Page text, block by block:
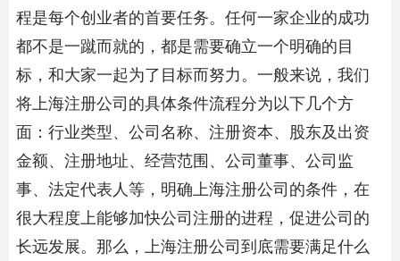
程是每个创业者的首要任务。任何一家企业的成功
都不是一蹴而就的，都是需要确立一个明确的目
标，和大家一起为了目标而努力。一般来说，我们
将 上海注册公司的具体条件流程分为以下几个方
面：行业类型、公司名称、注册资本、股东及出资
金额、注册地址、经营范围、公司董事、公司监
事、法定代表人等，明确 上海注册公司的条件，在
很大程度上能够加快公司注册的进程，促进公司的
长远发展。那么，上海注册公司到底需要满足什么